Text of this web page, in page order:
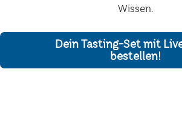
Wissen.
Dein Tasting-Set mit
bestellen!